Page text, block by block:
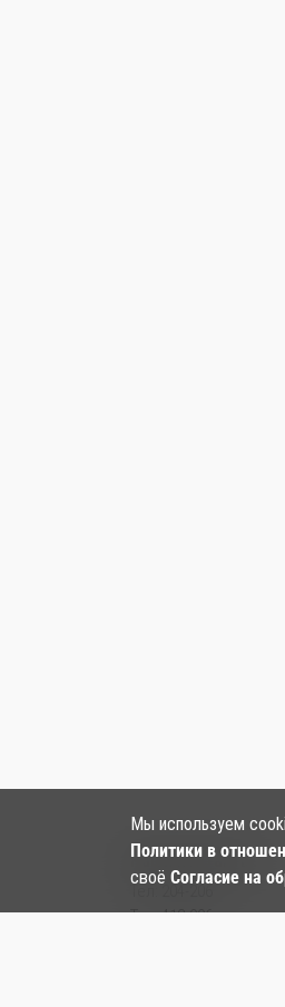
Наши контакты:
Тел: 412-006
Мы используем
Политики в
своё Согласие на